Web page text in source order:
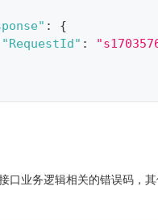
:
{
"RequestId" :
口业务逻辑相关的错误码，